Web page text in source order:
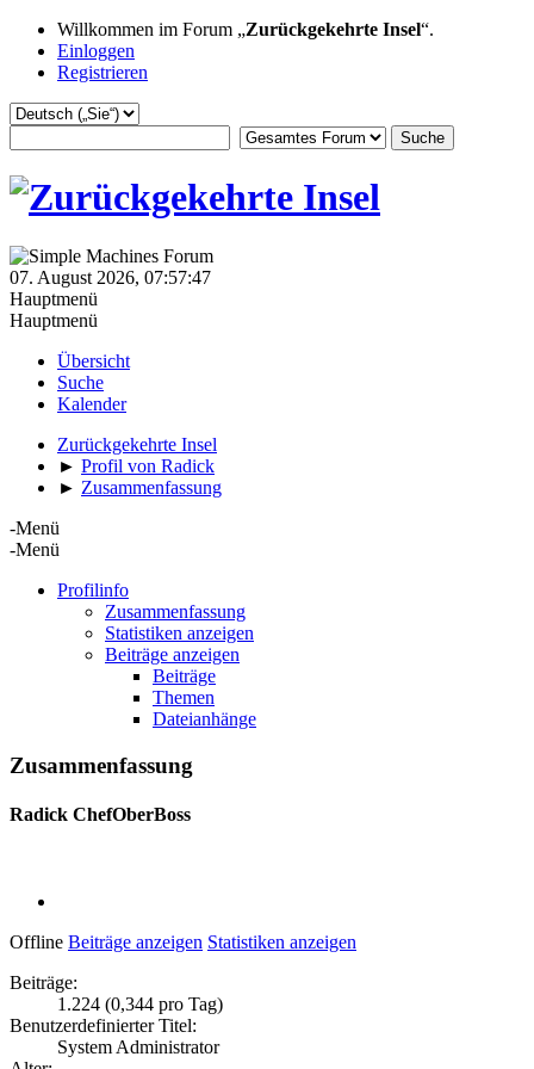
Willkommen im Forum „Zurückgekehrte Insel“.
Einloggen
Registrieren
07. August 2026, 07:57:47
Hauptmenü
Hauptmenü
Übersicht
Suche
Kalender
Zurückgekehrte Insel
► Profil von Radick
► Zusammenfassung
-Menü
-Menü
Profilinfo
Zusammenfassung
Statistiken anzeigen
Beiträge anzeigen
Beiträge
Themen
Dateianhänge
Zusammenfassung
Radick ChefOberBoss
Offline Beiträge anzeigen Statistiken anzeigen
Beiträge:
1.224 (0,344 pro Tag)
Benutzerdefinierter Titel:
System Administrator